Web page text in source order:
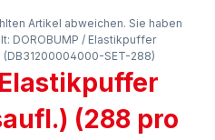
Artikel abweichen. Sie haben
DOROBUMP / Elastikpuffer
SET-288)
Elastikpuffer
(288 pro